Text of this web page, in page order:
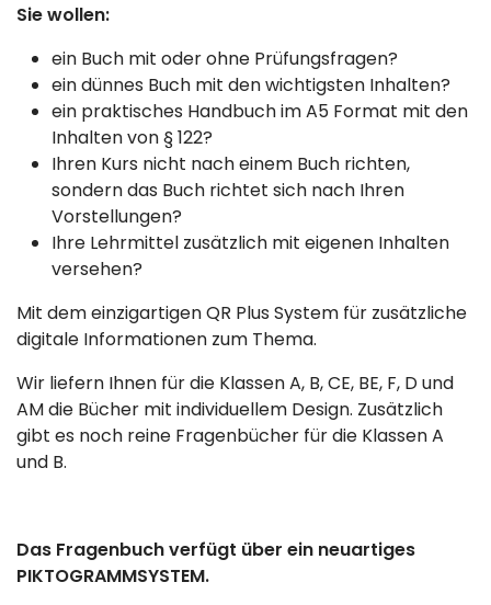
Sie wollen:
ein Buch mit oder ohne Prüfungsfragen?
ein dünnes Buch mit den wichtigsten Inhalten?
ein praktisches Handbuch im A5 Format mit den
Inhalten von § 122?
Ihren Kurs nicht nach einem Buch richten,
sondern das Buch richtet sich nach Ihren
Vorstellungen?
Ihre Lehrmittel zusätzlich mit eigenen Inhalten
versehen?
Mit dem einzigartigen QR Plus System für zusätzliche
digitale Informationen zum Thema.
Wir liefern Ihnen für die Klassen A, B, CE, BE, F, D und
AM die Bücher mit individuellem Design. Zusätzlich
gibt es noch reine Fragenbücher für die Klassen A
und B.
Das Fragenbuch verfügt über ein neuartiges
PIKTOGRAMMSYSTEM.